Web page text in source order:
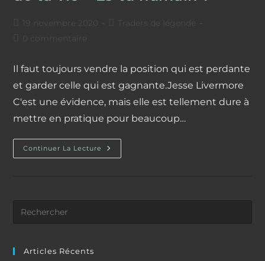
19 novembre 2020
la
publication :
Il faut toujours vendre la position qui est perdante
et garder celle qui est gagnante.Jesse Livermore
C'est une évidence, mais elle est tellement dure à
mettre en pratique pour beaucoup…
Continuer La Lecture Jesse
Livermore
Articles Récents